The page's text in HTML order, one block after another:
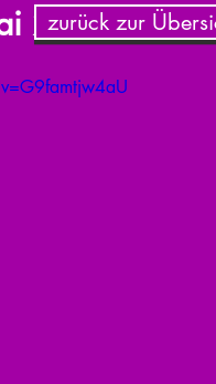
2016
zurück zur